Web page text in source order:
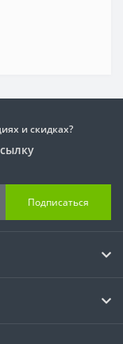
и скидках?
Подписаться